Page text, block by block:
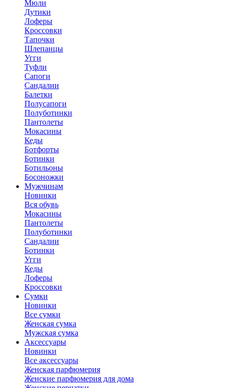
Мюли
Дутики
Лоферы
Кроссовки
Тапочки
Шлепанцы
Угги
Туфли
Сапоги
Сандалии
Балетки
Полусапоги
Полуботинки
Пантолеты
Мокасины
Кеды
Ботфорты
Ботинки
Ботильоны
Босоножки
Мужчинам
Новинки
Вся обувь
Мокасины
Пантолеты
Полуботинки
Сандалии
Ботинки
Угги
Кеды
Лоферы
Кроссовки
Сумки
Новинки
Все сумки
Женская сумка
Мужская сумка
Аксессуары
Новинки
Все аксессуары
Женская парфюмерия
Женские парфюмерия для дома